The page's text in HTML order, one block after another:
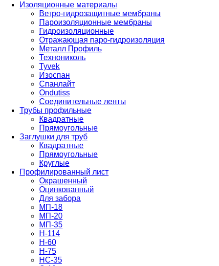
Изоляционные материалы
Ветро-гидрозащитные мембраны
Пароизоляционные мембраны
Гидроизоляционные
Отражающая паро-гидроизоляция
Металл Профиль
Технониколь
Tyvek
Изоспан
Спанлайт
Ondutiss
Соединительные ленты
Трубы профильные
Квадратные
Прямоугольные
Заглушки для труб
Квадратные
Прямоугольные
Круглые
Профилированный лист
Окрашенный
Оцинкованный
Для забора
МП-18
МП-20
МП-35
Н-114
Н-60
Н-75
НС-35